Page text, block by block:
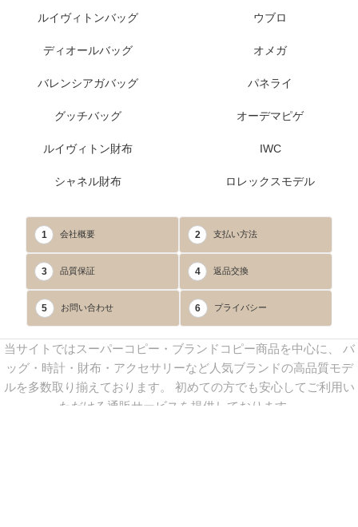
ルイヴィトンバッグ
ディオールバッグ
バレンシアガバッグ
グッチバッグ
ルイヴィトン財布
シャネル財布
ウブロ
オメガ
パネライ
オーデマピゲ
IWC
ロレックスモデル
1 会社概要 2 支払い方法
3 品質保証 4 返品交換
5 お問い合わせ 6 プライバシー
当サイトではスーパーコピー・ブランドコピー商品を中心に、 バ
ッグ・時計・財布・アクセサリーなど人気ブランドの高品質モデ
ルを多数取り揃えております。 初めての方でも安心してご利用い
ただける通販サービスを提供しております。